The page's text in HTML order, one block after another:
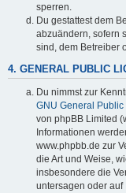
sperren.
Du gestattest dem
abzuändern, sofern
sind, dem Betreiber
4. GENERAL PUBLIC
Du nimmst zur
GNU General Public
von phpBB Limited
Informationen
www.phpbb.de zur
die Art und Weise,
insbesondere die
untersagen oder auf